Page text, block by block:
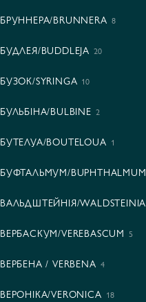
БРУННЕРА/BRUNNERA 8
БУДЛЕЯ/BUDDLEJA 20
БУЗОК/SYRINGA 10
БУЛЬБІНА/BULBINE 2
БУТЕЛУА/BOUTELOUA 1
БУФТАЛЬМУМ/BUPHTHALMUM
ВАЛЬДШТЕЙНІЯ/WALDSTEINIA
ВЕРБАСКУМ/VEREBASCUM 5
ВЕРБЕНА / VERBENA 4
ВЕРОНІКА/VERONICA 18